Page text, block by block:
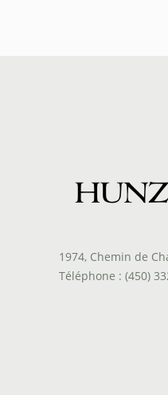
1974, Chemin de
Téléphone : (450)